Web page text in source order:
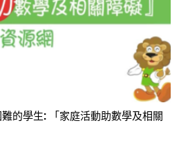
的學生: 「家庭活動助數學及相關